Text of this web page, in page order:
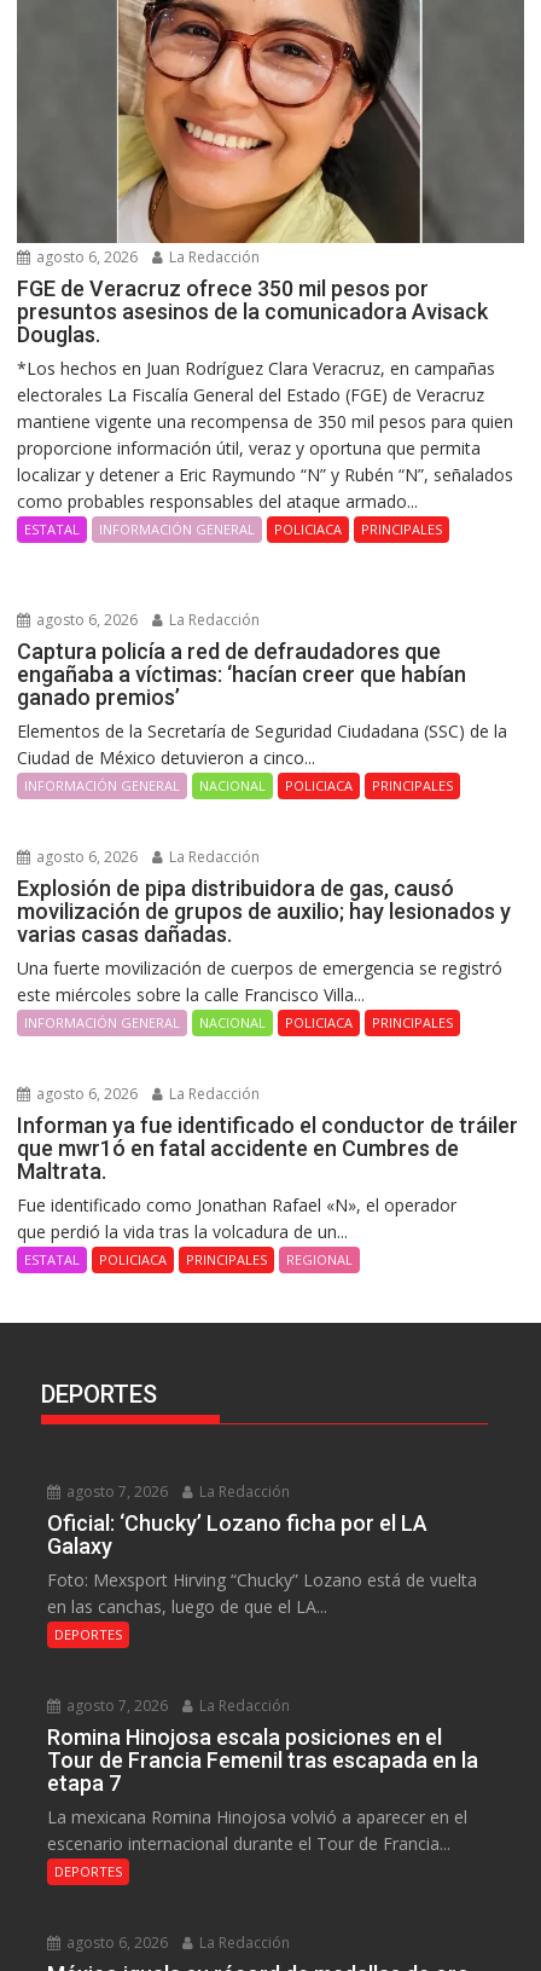
agosto 6, 2026 La Redacción
FGE de Veracruz ofrece 350 mil pesos por
presuntos asesinos de la comunicadora Avisack
Douglas.
*Los hechos en Juan Rodríguez Clara Veracruz, en campañas
electorales La Fiscalía General del Estado (FGE) de Veracruz
mantiene vigente una recompensa de 350 mil pesos para quien
proporcione información útil, veraz y oportuna que permita
localizar y detener a Eric Raymundo “N” y Rubén “N”, señalados
como probables responsables del ataque armado...
ESTATAL INFORMACIÓN GENERAL POLICIACA PRINCIPALES
agosto 6, 2026 La Redacción
Captura policía a red de defraudadores que
engañaba a víctimas: ‘hacían creer que habían
ganado premios’
Elementos de la Secretaría de Seguridad Ciudadana (SSC) de la
Ciudad de México detuvieron a cinco...
INFORMACIÓN GENERAL NACIONAL POLICIACA PRINCIPALES
agosto 6, 2026 La Redacción
Explosión de pipa distribuidora de gas, causó
movilización de grupos de auxilio; hay lesionados y
varias casas dañadas.
Una fuerte movilización de cuerpos de emergencia se registró
este miércoles sobre la calle Francisco Villa...
INFORMACIÓN GENERAL NACIONAL POLICIACA PRINCIPALES
agosto 6, 2026 La Redacción
Informan ya fue identificado el conductor de tráiler
que mwr1ó en fatal accidente en Cumbres de
Maltrata.
Fue identificado como Jonathan Rafael «N», el operador
que perdió la vida tras la volcadura de un...
ESTATAL POLICIACA PRINCIPALES REGIONAL
DEPORTES
agosto 7, 2026 La Redacción
Oficial: ‘Chucky’ Lozano ficha por el LA
Galaxy
Foto: Mexsport Hirving “Chucky” Lozano está de vuelta
en las canchas, luego de que el LA...
DEPORTES
agosto 7, 2026 La Redacción
Romina Hinojosa escala posiciones en el
Tour de Francia Femenil tras escapada en la
etapa 7
La mexicana Romina Hinojosa volvió a aparecer en el
escenario internacional durante el Tour de Francia...
DEPORTES
agosto 6, 2026 La Redacción